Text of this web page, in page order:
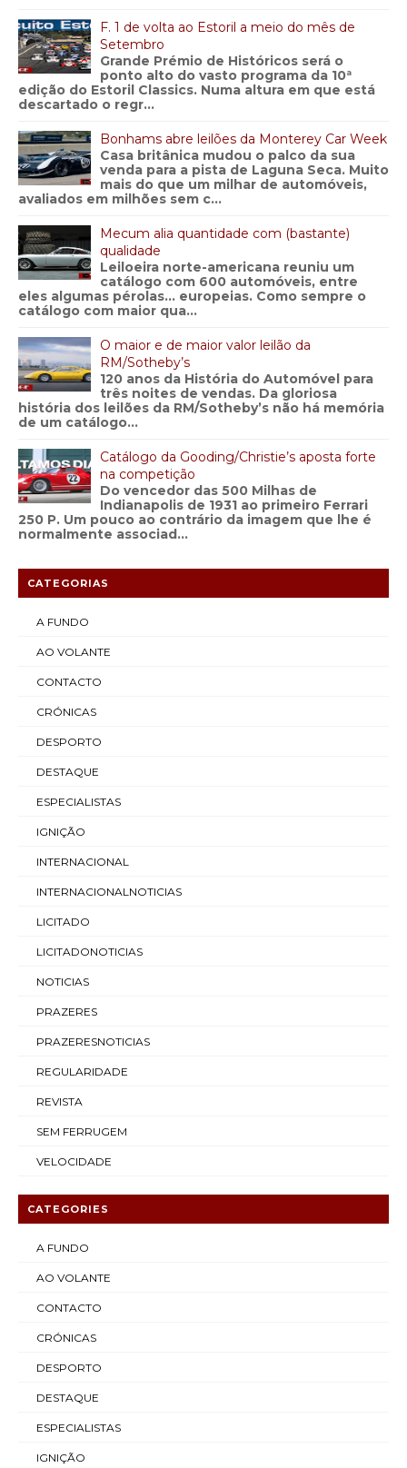
F. 1 de volta ao Estoril a meio do mês de
Setembro
Grande Prémio de Históricos será o
ponto alto do vasto programa da 10ª
edição do Estoril Classics. Numa altura em que está
descartado o regr...
Bonhams abre leilões da Monterey Car Week
Casa britânica mudou o palco da sua
venda para a pista de Laguna Seca. Muito
mais do que um milhar de automóveis,
avaliados em milhões sem c...
Mecum alia quantidade com (bastante)
qualidade
Leiloeira norte-americana reuniu um
catálogo com 600 automóveis, entre
eles algumas pérolas… europeias. Como sempre o
catálogo com maior qua...
O maior e de maior valor leilão da
RM/Sotheby’s
120 anos da História do Automóvel para
três noites de vendas. Da gloriosa
história dos leilões da RM/Sotheby’s não há memória
de um catálogo...
Catálogo da Gooding/Christie’s aposta forte
na competição
Do vencedor das 500 Milhas de
Indianapolis de 1931 ao primeiro Ferrari
250 P. Um pouco ao contrário da imagem que lhe é
normalmente associad...
CATEGORIAS
A FUNDO
AO VOLANTE
CONTACTO
CRÓNICAS
DESPORTO
DESTAQUE
ESPECIALISTAS
IGNIÇÃO
INTERNACIONAL
INTERNACIONALNOTICIAS
LICITADO
LICITADONOTICIAS
NOTICIAS
PRAZERES
PRAZERESNOTICIAS
REGULARIDADE
REVISTA
SEM FERRUGEM
VELOCIDADE
CATEGORIES
A FUNDO
AO VOLANTE
CONTACTO
CRÓNICAS
DESPORTO
DESTAQUE
ESPECIALISTAS
IGNIÇÃO